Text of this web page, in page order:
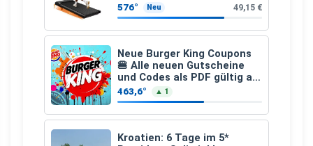
576° Neu 49,15 €
Neue Burger King Coupons
🍔 Alle neuen Gutscheine
und Codes als PDF gültig ab
25.07.2026 bis 04.09.2026
463,6° ▲ 1
Kroatien: 6 Tage im 5*